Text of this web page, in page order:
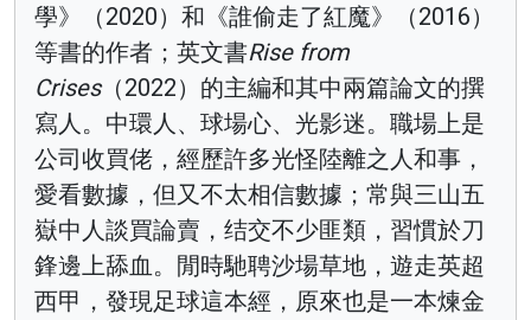
學》（2020）和《誰偷走了紅魔》（2016）
等書的作者；英文書Rise from
Crises（2022）的主編和其中兩篇論文的撰
寫人。中環人、球場心、光影迷。職場上是
公司收買佬，經歷許多光怪陸離之人和事，
愛看數據，但又不太相信數據；常與三山五
嶽中人談買論賣，结交不少匪類，習慣於刀
鋒邊上舔血。閒時馳聘沙場草地，遊走英超
西甲，發現足球這本經，原來也是一本煉金